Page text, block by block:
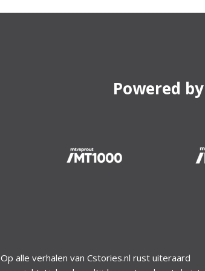
Powered by
Op alle verhalen van Cstories.nl rust uiteraard